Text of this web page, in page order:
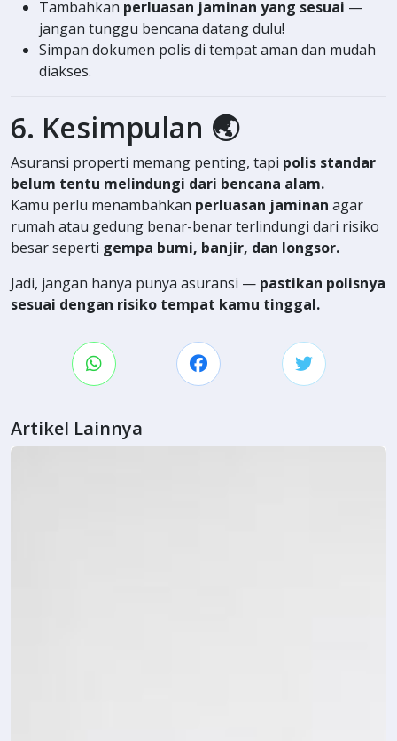
Tambahkan perluasan jaminan yang sesuai —
jangan tunggu bencana datang dulu!
Simpan dokumen polis di tempat aman dan mudah
diakses.
6. Kesimpulan 🌏
Asuransi properti memang penting, tapi polis standar
belum tentu melindungi dari bencana alam.
Kamu perlu menambahkan perluasan jaminan agar
rumah atau gedung benar-benar terlindungi dari risiko
besar seperti gempa bumi, banjir, dan longsor.
Jadi, jangan hanya punya asuransi — pastikan polisnya
sesuai dengan risiko tempat kamu tinggal.
Artikel Lainnya